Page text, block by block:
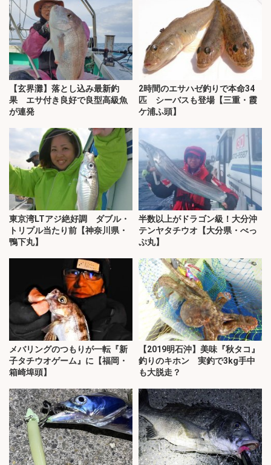
【玄界灘】落とし込み最新釣
果 エサ付き良好で良型高級魚
が連発
2時間のエサハゼ釣りで本命34
匹 シーバスも登場【三重・霞
ケ浦ふ頭】
東京湾LTアジ絶好調 ダブル・
トリプル当たり前【神奈川県・
鴨下丸】
半数以上がドラゴン級！大分沖
テンヤタチウオ【大分県・べっ
ぷ丸】
メバリングのつもりが一転『新
子タチウオゲーム』に【福岡・
箱崎埠頭】
【2019明石沖】美味『秋タコ』
釣りのキホン 実釣で3kg手中
も大脱走？